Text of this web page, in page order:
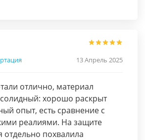
13 Апрель 2025
отлично, материал
хорошо раскрыт
опыт, есть сравнение с
реалиями. На защите
отдельно похвалила